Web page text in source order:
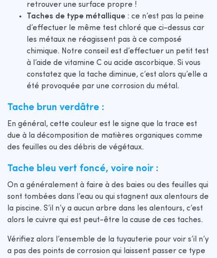
retrouver une surface propre !
Taches de type métallique : ce n’est pas la peine
d’effectuer le même test chloré que ci-dessus car
les métaux ne réagissent pas à ce composé
chimique. Notre conseil est d’effectuer un petit test
à l’aide de vitamine C ou acide ascorbique. Si vous
constatez que la tache diminue, c’est alors qu’elle a
été provoquée par une corrosion du métal.
Tache brun verdâtre :
En général, cette couleur est le signe que la trace est
due à la décomposition de matières organiques comme
des feuilles ou des débris de végétaux.
Tache bleu vert foncé, voire noir :
On a généralement à faire à des baies ou des feuilles qui
sont tombées dans l’eau ou qui stagnent aux alentours de
la piscine. S’il n’y a aucun arbre dans les alentours, c’est
alors le cuivre qui est peut-être la cause de ces taches.
Vérifiez alors l’ensemble de la tuyauterie pour voir s’il n’y
a pas des points de corrosion qui laissent passer ce type